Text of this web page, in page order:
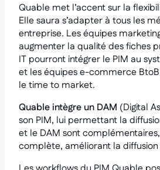
Quable met l’accent sur la
Elle saura s’adapter à tous les
entreprise. Les équipes
augmenter la qualité des fiches
IT pourront intégrer le PIM au
et les équipes e-commerce
le time to market.
Quable intègre un DAM (Digital
son PIM, lui permettant la
et le DAM sont
complète, améliorant la